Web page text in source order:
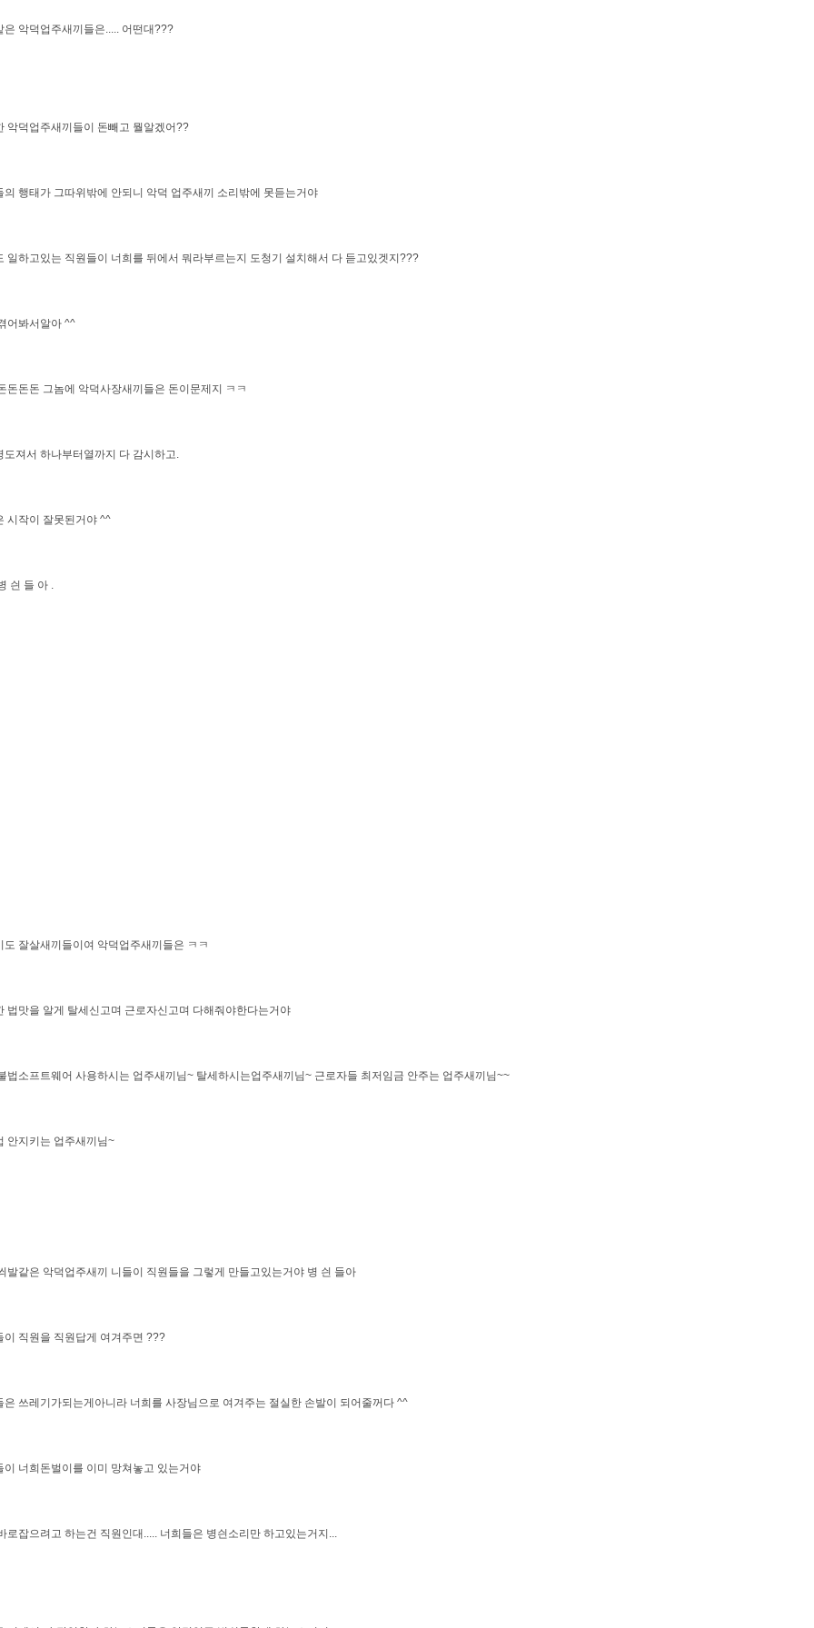
은 악덕업주새끼들은..... 어떤대???
악덕업주새끼들이 돈빼고 뭘알겠어??
의 행태가 그따위밖에 안되니 악덕 업주새끼 소리밖에 못듣는거야
일하고있는 직원들이 너희를 뒤에서 뭐라부르는지 도청기 설치해서 다 듣고있겟지???
어봐서알아 ^^
돈돈돈 그놈에 악덕사장새끼들은 돈이문제지 ㅋㅋ
도져서 하나부터열까지 다 감시하고.
시작이 잘못된거야 ^^
싄 들 아 .
도 잘살새끼들이여 악덕업주새끼들은 ㅋㅋ
법맛을 알게 탈세신고며 근로자신고며 다해줘야한다는거야
법소프트웨어 사용하시는 업주새끼님~ 탈세하시는업주새끼님~ 근로자들 최저임금 안주는 업주새끼님~~
안지키는 업주새끼님~
발같은 악덕업주새끼 니들이 직원들을 그렇게 만들고있는거야 병 싄 들아
이 직원을 직원답게 여겨주면 ???
은 쓰레기가되는게아니라 너희를 사장님으로 여겨주는 절실한 손발이 되어줄꺼다 ^^
이 너희돈벌이를 이미 망쳐놓고 있는거야
로잡으려고 하는건 직원인대..... 너희들은 병싄소리만 하고있는거지...